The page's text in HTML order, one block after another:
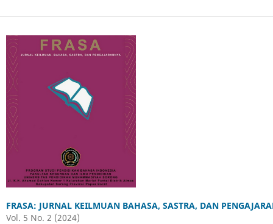
FRASA: JURNAL KEILMUAN BAHASA, SASTRA, DAN
Vol. 5 No. 2 (2024)